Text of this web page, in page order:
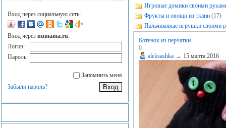
Вход через социальную сеть:
Вход через numama.ru:
Логин:
Пароль:
Запомнить меня
Забыли пароль?
Игровые домики своими
Фрукты и овощи из ткани (17)
Пальчиковые игрушки своими
Котенок из перчатки
0
aleksashka → 15 марта 2016